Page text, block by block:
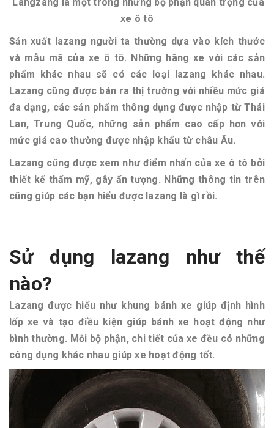
xe ô tô
Sản xuất lazang người ta thường dựa vào kích thước
và mẫu mã của xe ô tô. Những hãng xe với các sản
phẩm khác nhau sẽ có các loại lazang khác nhau.
Lazang cũng được bán ra thị trường với nhiều mức giá
đa dạng, các sản phẩm thông dụng được nhập từ Thái
Lan, Trung Quốc, những sản phẩm cao cấp hơn với
mức giá cao thường được nhập khẩu từ châu Âu.
Lazang cũng được xem như điểm nhấn của xe ô tô bởi
thiết kế thẩm mỹ, gây ấn tượng. Những thông tin trên
cũng giúp các bạn hiểu được lazang là gì rồi.
Sử dụng lazang như thế
nào?
Lazang được hiểu như khung bánh xe giúp định hình
lốp xe và tạo điều kiện giúp bánh xe hoạt động như
bình thường. Mỗi bộ phận, chi tiết của xe đều có những
công dụng khác nhau giúp xe hoạt động tốt.